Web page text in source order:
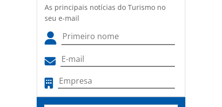
As principais notícias do Turismo no
seu e-mail